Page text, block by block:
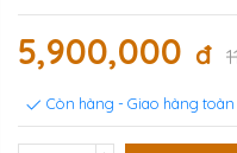
5,900,000 đ
Còn hàng - Giao hàng